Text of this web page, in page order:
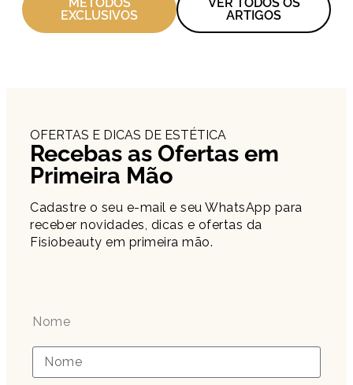
ARTIGOS
EXCLUSIVOS
OFERTAS E DICAS DE ESTÉTICA
Recebas as Ofertas em
Primeira Mão
Cadastre o seu e-mail e seu WhatsApp para
receber novidades, dicas e ofertas da
Fisiobeauty em primeira mão.
Nome